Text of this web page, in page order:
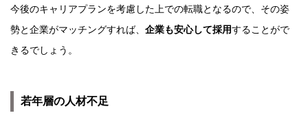
今後のキャリアプランを考慮した上での転職となるので、その姿
勢と企業がマッチングすれば、 企業も安心して採用することがで
きるでしょう。
若年層の人材不足